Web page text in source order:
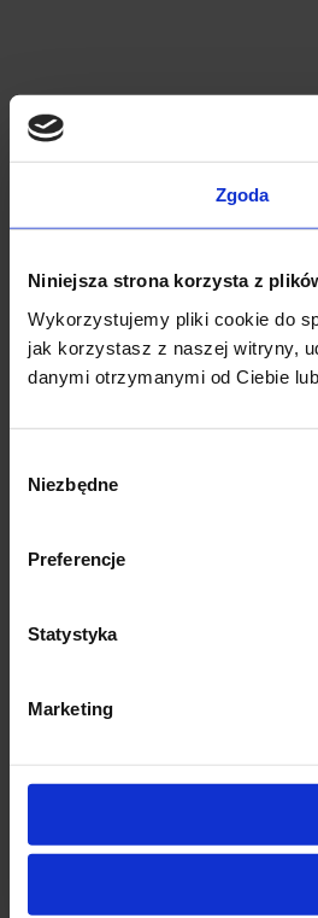
Zgoda
Niniejsza strona korzysta z
Wykorzystujemy pliki cookie do
jak korzystasz z naszej witryny,
danymi otrzymanymi od Ciebie
zgody
Niezbędne
Preferencje
Statystyka
Marketing